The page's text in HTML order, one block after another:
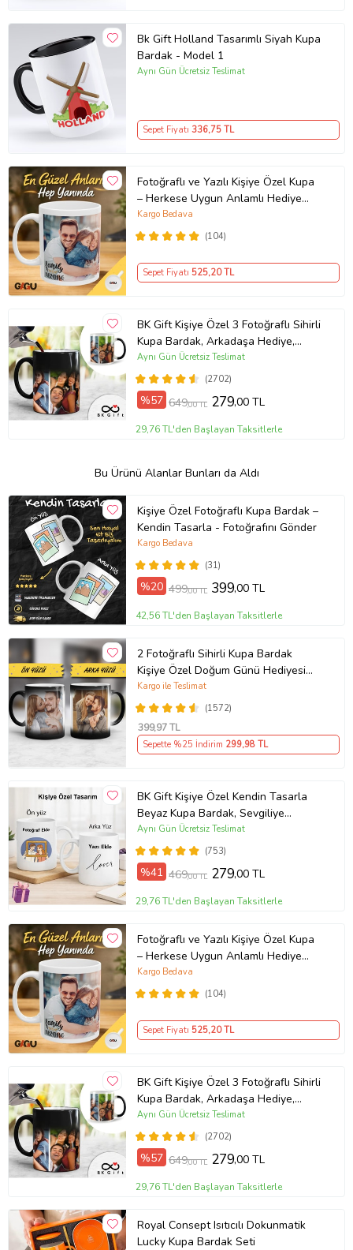
Bk Gift Holland Tasarımlı Siyah Kupa
Bardak - Model 1
Aynı Gün Ücretsiz Teslimat
Sepet Fiyatı 336,75 TL
Fotoğraflı ve Yazılı Kişiye Özel Kupa
– Herkese Uygun Anlamlı Hediye
Porselen Baskılı Kupa (Beyaz)
(104)
Kargo Bedava
Sepet Fiyatı 525,20 TL
BK Gift Kişiye Özel 3 Fotoğraflı Sihirli
Kupa Bardak, Arkadaşa Hediye,
Sevgiliye Hediye
(2702)
Aynı Gün Ücretsiz Teslimat
%57 649,00 TL 279,00 TL
29,76 TL'den Başlayan Taksitlerle
Bu Ürünü Alanlar Bunları da Aldı
Kişiye Özel Fotoğraflı Kupa Bardak –
Kendin Tasarla - Fotoğrafını Gönder
(31)
Kargo Bedava
%20 499,00 TL 399,00 TL
42,56 TL'den Başlayan Taksitlerle
2 Fotoğraflı Sihirli Kupa Bardak
Kişiye Özel Doğum Günü Hediyesi
Sevgiliye Hediye Anneye Babaya
Ablaya Abiye Kız Erkek Kardeşe
Arkadaşa Resimli Günü Yıl Dönümü
Hediyesi
(1572)
Kargo ile Teslimat
399,97 TL
Sepette %25 İndirim 299,98 TL
BK Gift Kişiye Özel Kendin Tasarla
Beyaz Kupa Bardak, Sevgiliye
Hediye, Arkadaşa Hediye, Doğum
Günü Hediyesi(753)
Aynı Gün Ücretsiz Teslimat
%41 469,00 TL 279,00 TL
29,76 TL'den Başlayan Taksitlerle
Fotoğraflı ve Yazılı Kişiye Özel Kupa
– Herkese Uygun Anlamlı Hediye
Porselen Baskılı Kupa (Beyaz)
(104)
Kargo Bedava
Sepet Fiyatı 525,20 TL
BK Gift Kişiye Özel 3 Fotoğraflı Sihirli
Kupa Bardak, Arkadaşa Hediye,
Sevgiliye Hediye
(2702)
Aynı Gün Ücretsiz Teslimat
%57 649,00 TL 279,00 TL
29,76 TL'den Başlayan Taksitlerle
Royal Consept Isıtıcılı Dokunmatik
Lucky Kupa Bardak Seti